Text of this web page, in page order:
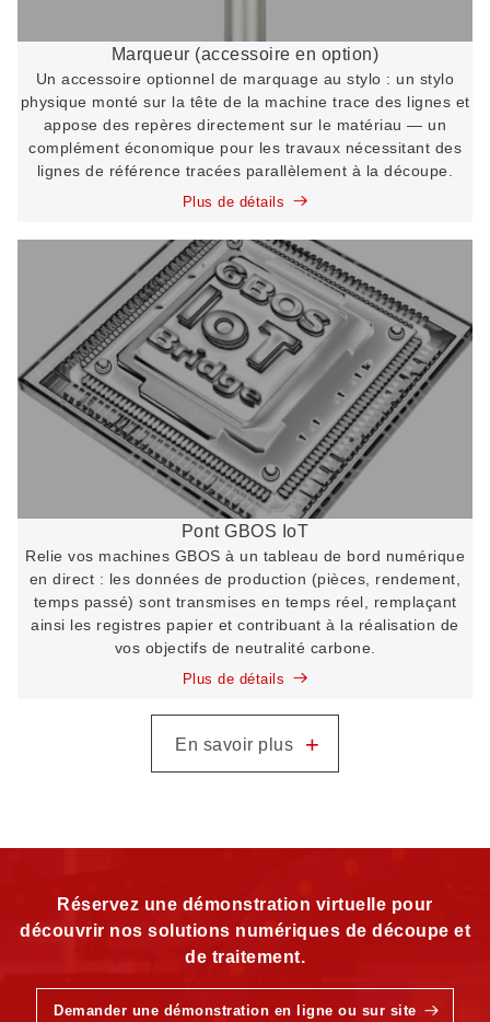
Marqueur (accessoire en option)
Un accessoire optionnel de marquage au stylo : un stylo
physique monté sur la tête de la machine trace des lignes et
appose des repères directement sur le matériau — un
complément économique pour les travaux nécessitant des
lignes de référence tracées parallèlement à la découpe.
Plus de détails
Pont GBOS IoT
Relie vos machines GBOS à un tableau de bord numérique
en direct : les données de production (pièces, rendement,
temps passé) sont transmises en temps réel, remplaçant
ainsi les registres papier et contribuant à la réalisation de
vos objectifs de neutralité carbone.
Plus de détails
En savoir plus +
Réservez une démonstration virtuelle pour
découvrir nos solutions numériques de découpe et
de traitement.
Demander une démonstration en ligne ou sur site